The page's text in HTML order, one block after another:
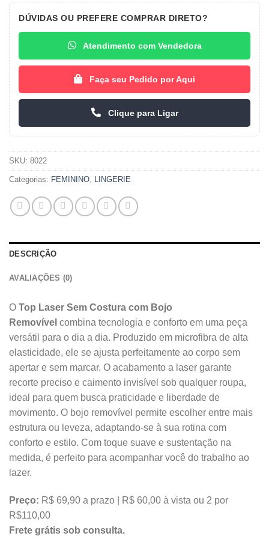
DÚVIDAS OU PREFERE COMPRAR DIRETO?
Atendimento com Vendedora
Faça seu Pedido por Aqui
Clique para Ligar
SKU: 8022
Categorias: FEMININO, LINGERIE
DESCRIÇÃO
AVALIAÇÕES (0)
O Top Laser Sem Costura com Bojo
Removível combina tecnologia e conforto em uma peça
versátil para o dia a dia. Produzido em microfibra de alta
elasticidade, ele se ajusta perfeitamente ao corpo sem
apertar e sem marcar. O acabamento a laser garante
recorte preciso e caimento invisível sob qualquer roupa,
ideal para quem busca praticidade e liberdade de
movimento. O bojo removível permite escolher entre mais
estrutura ou leveza, adaptando-se à sua rotina com
conforto e estilo. Com toque suave e sustentação na
medida, é perfeito para acompanhar você do trabalho ao
lazer.
Preço: R$ 69,90 a prazo | R$ 60,00 à vista ou 2 por
R$110,00
Frete grátis sob consulta.